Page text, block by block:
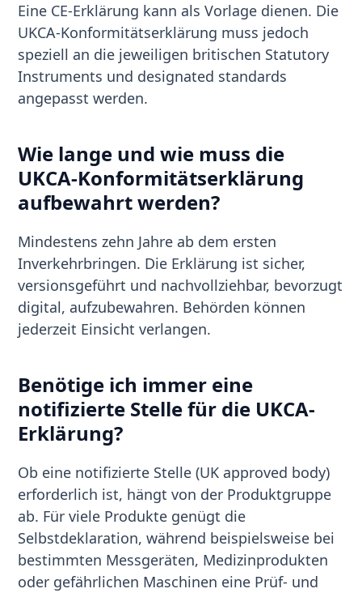
Eine CE-Erklärung kann als Vorlage dienen. Die
UKCA-Konformitätserklärung muss jedoch
speziell an die jeweiligen britischen Statutory
Instruments und designated standards
angepasst werden.
Wie lange und wie muss die
UKCA-Konformitätserklärung
aufbewahrt werden?
Mindestens zehn Jahre ab dem ersten
Inverkehrbringen. Die Erklärung ist sicher,
versionsgeführt und nachvollziehbar, bevorzugt
digital, aufzubewahren. Behörden können
jederzeit Einsicht verlangen.
Benötige ich immer eine
notifizierte Stelle für die UKCA-
Erklärung?
Ob eine notifizierte Stelle (UK approved body)
erforderlich ist, hängt von der Produktgruppe
ab. Für viele Produkte genügt die
Selbstdeklaration, während beispielsweise bei
bestimmten Messgeräten, Medizinprodukten
oder gefährlichen Maschinen eine Prüf- und